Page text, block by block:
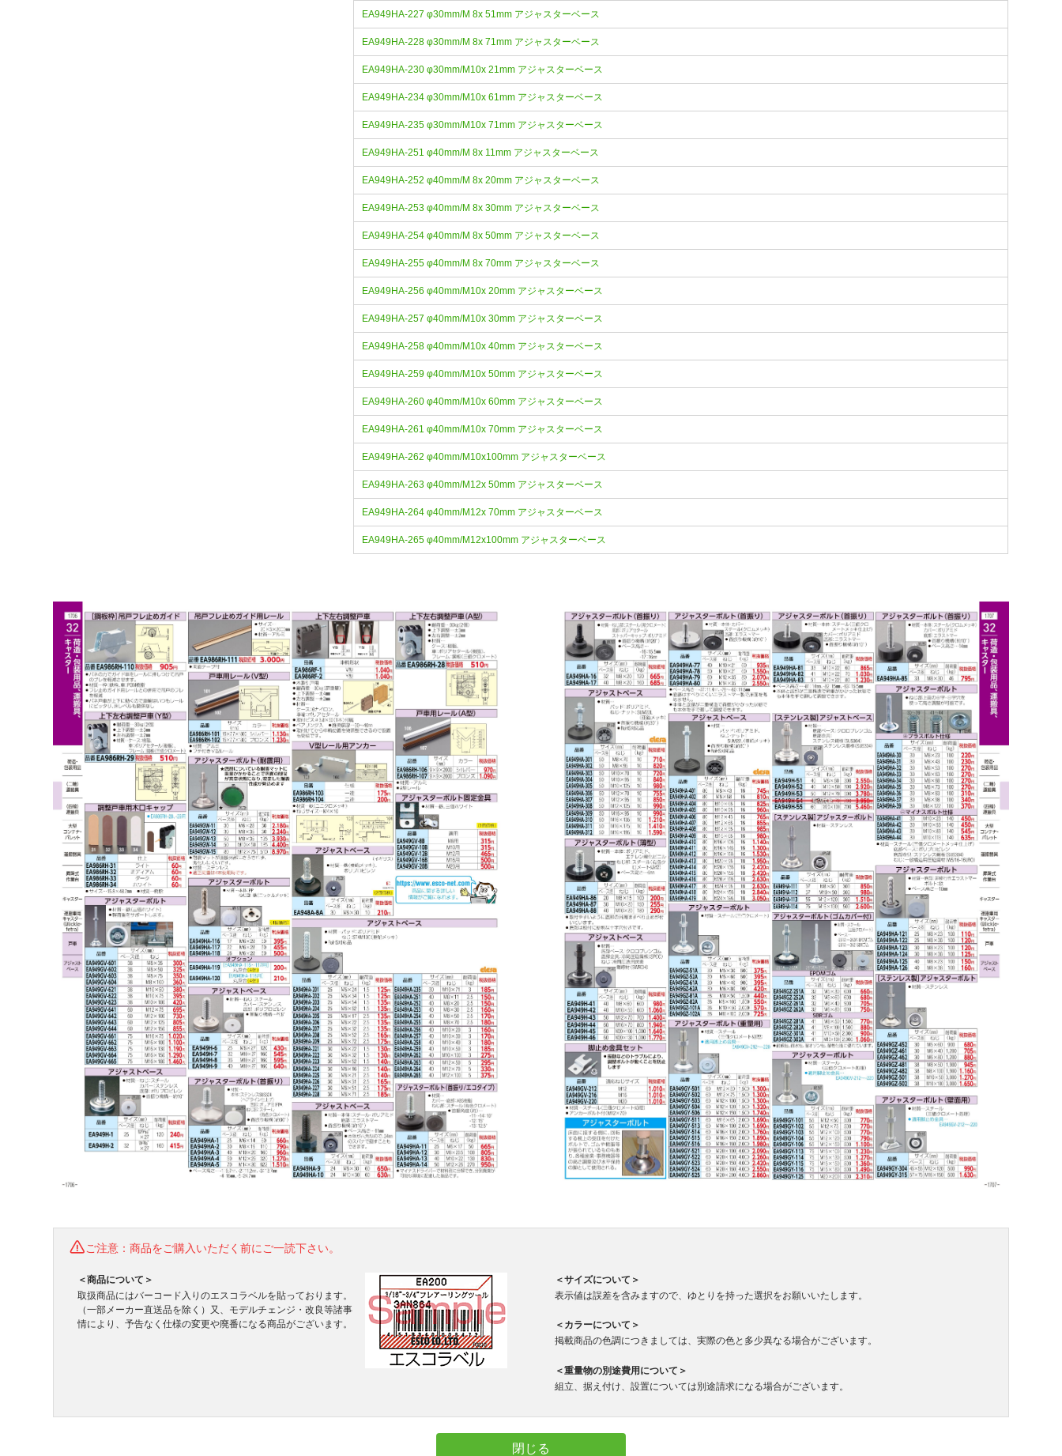
EA949HA-227 φ30mm/M 8x 51mm アジャスターベース
EA949HA-228 φ30mm/M 8x 71mm アジャスターベース
EA949HA-230 φ30mm/M10x 21mm アジャスターベース
EA949HA-234 φ30mm/M10x 61mm アジャスターベース
EA949HA-235 φ30mm/M10x 71mm アジャスターベース
EA949HA-251 φ40mm/M 8x 11mm アジャスターベース
EA949HA-252 φ40mm/M 8x 20mm アジャスターベース
EA949HA-253 φ40mm/M 8x 30mm アジャスターベース
EA949HA-254 φ40mm/M 8x 50mm アジャスターベース
EA949HA-255 φ40mm/M 8x 70mm アジャスターベース
EA949HA-256 φ40mm/M10x 20mm アジャスターベース
EA949HA-257 φ40mm/M10x 30mm アジャスターベース
EA949HA-258 φ40mm/M10x 40mm アジャスターベース
EA949HA-259 φ40mm/M10x 50mm アジャスターベース
EA949HA-260 φ40mm/M10x 60mm アジャスターベース
EA949HA-261 φ40mm/M10x 70mm アジャスターベース
EA949HA-262 φ40mm/M10x100mm アジャスターベース
EA949HA-263 φ40mm/M12x 50mm アジャスターベース
EA949HA-264 φ40mm/M12x 70mm アジャスターベース
EA949HA-265 φ40mm/M12x100mm アジャスターベース
ご注意：商品をご購入いただく前にご一読下さい。
＜商品について＞
取扱商品にはバーコード入りのエスコラベルを貼っております。
（一部メーカー直送品を除く）又、モデルチェンジ・改良等諸事
情により、予告なく仕様の変更や廃番になる商品がございます。
＜サイズについて＞
表示値は誤差を含みますので、ゆとりを持った選択をお願いいたします。
＜カラーについて＞
掲載商品の色調につきましては、実際の色と多少異なる場合がございます。
＜重量物の別途費用について＞
組立、据え付け、設置については別途請求になる場合がございます。
閉じる